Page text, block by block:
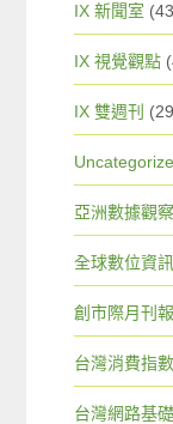
IX 新聞室
IX 視覺觀點
IX 雙週刊
亞洲數據觀察
全球數位資訊
創市際月刊
台灣消費指
台灣網路基